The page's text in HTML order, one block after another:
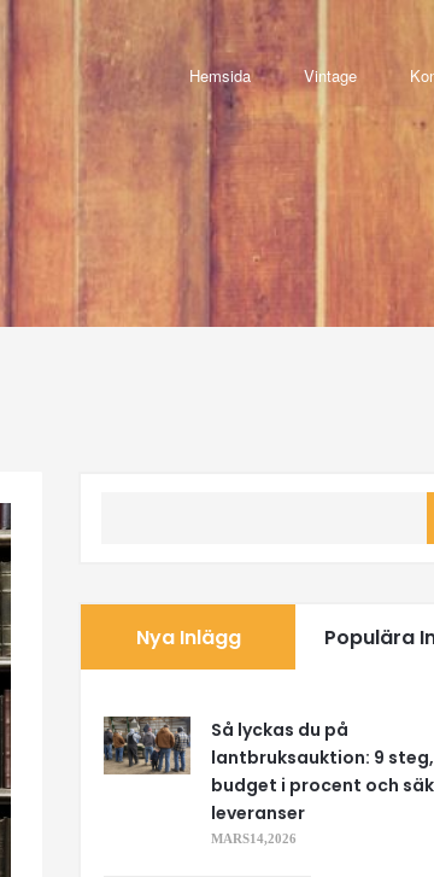
Hemsida Vintage
Nya Inlägg Populära
Så lyckas du på
lantbruksauktion: 9 steg,
budget i procent och
leveranser
MARS 14, 2026